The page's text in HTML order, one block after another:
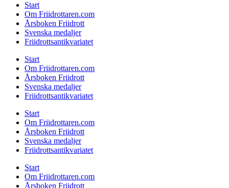
Start
Om Friidrottaren.com
Årsboken Friidrott
Svenska medaljer
Friidrottsantikvariatet
Start
Om Friidrottaren.com
Årsboken Friidrott
Svenska medaljer
Friidrottsantikvariatet
Start
Om Friidrottaren.com
Årsboken Friidrott
Svenska medaljer
Friidrottsantikvariatet
Start
Om Friidrottaren.com
Årsboken Friidrott